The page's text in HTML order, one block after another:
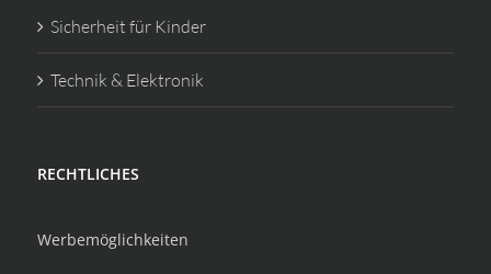
Sicherheit für Kinder
Technik & Elektronik
RECHTLICHES
Werbemöglichkeiten